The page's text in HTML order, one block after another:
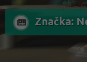
Značka: